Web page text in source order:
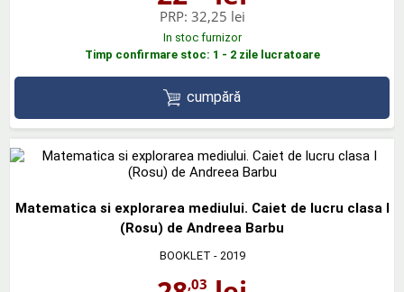
PRP: 32,25 lei
In stoc furnizor
Timp confirmare stoc: 1 - 2 zile lucratoare
cumpără
Matematica si explorarea mediului. Caiet de lucru clasa I
(Rosu) de Andreea Barbu
BOOKLET - 2019
,03